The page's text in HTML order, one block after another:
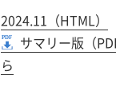
2024.11（HTML）
サマリー版（
ら